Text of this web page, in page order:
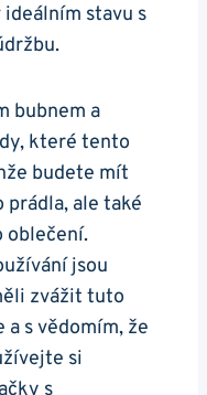
stavu s
‍bubnem a
které tento‍
budete⁢ mít
‌ale také⁤
oblečení.
jsou
zvážit tuto
⁤s vědomím, ‌že
si
s